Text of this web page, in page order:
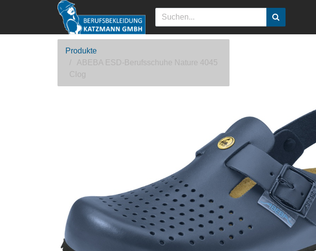
Produkte
ABEBA ESD-Berufsschuhe Nature 4045
Clog